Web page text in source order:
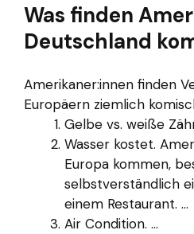
Was finden
Deutschland
Amerikaner:innen finden
Europäern ziemlich
Gelbe vs. weiße
Wasser kostet.
Europa kommen,
selbstverständlich
einem Restaurant. ...
Air Condition. ...